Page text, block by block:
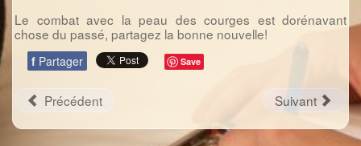
Le combat avec la peau des courges est dorénavant
chose du passé, partagez la bonne nouvelle!
f Partager Save
Précédent Suivant